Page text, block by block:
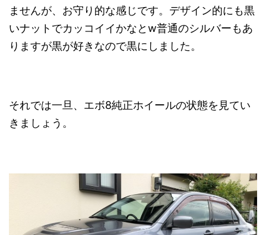
ませんが、お守り的な感じです。デザイン的にも黒
いナットでカッコイイかなとw普通のシルバーもあ
りますが黒が好きなので黒にしました。
それでは一旦、エボ8純正ホイールの状態を見てい
きましょう。